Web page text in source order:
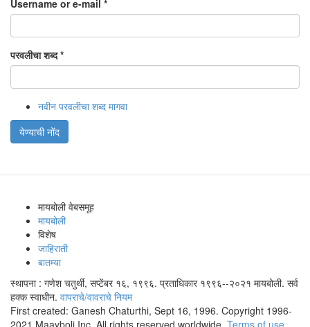
Username or e-mail *
परवलीचा शब्द*
नवीन परवलीचा शब्द मागवा
येण्याची नोंद
मायबोली वेबसमूह
मायबोली
विशेष
जाहिराती
बातम्या
स्थापना : गणेश चतुर्थी, सप्टेंबर १६, १९९६. प्रताधिकार १९९६--२०२१ मायबोली. सर्व
हक्क स्वाधीन. वापराचे/वावराचे नियम
First created: Ganesh Chaturthi, Sept 16, 1996. Copyright 1996-
2021 Maayboli Inc. All rights reserved worldwide. Terms of use